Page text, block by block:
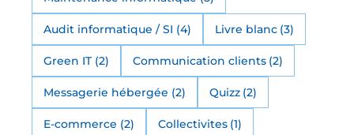
Audit informatique / SI (4) Livre blanc (3)
Green IT (2) Communication clients (2)
Messagerie hébergée (2) Quizz (2)
E-commerce (2) Collectivites (1)